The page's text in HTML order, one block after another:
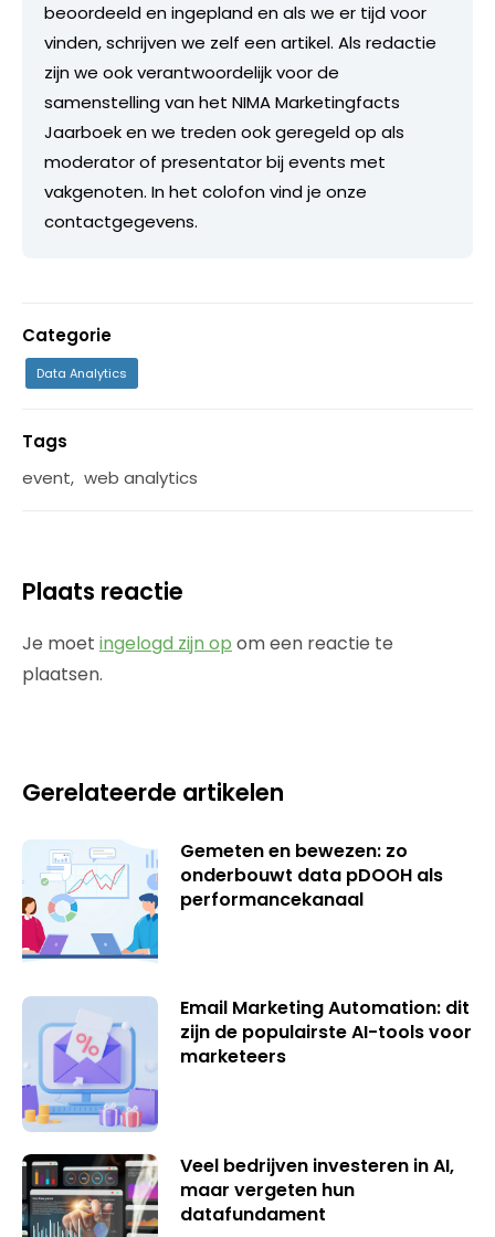
beoordeeld en ingepland en als we er tijd voor
vinden, schrijven we zelf een artikel. Als redactie
zijn we ook verantwoordelijk voor de
samenstelling van het NIMA Marketingfacts
Jaarboek en we treden ook geregeld op als
moderator of presentator bij events met
vakgenoten. In het colofon vind je onze
contactgegevens.
Categorie
Data Analytics
Tags
event, web analytics
Plaats reactie
Je moet ingelogd zijn op om een reactie te
plaatsen.
Gerelateerde artikelen
Gemeten en bewezen: zo
onderbouwt data pDOOH als
performancekanaal
Email Marketing Automation: dit
zijn de populairste AI-tools voor
marketeers
Veel bedrijven investeren in AI,
maar vergeten hun
datafundament